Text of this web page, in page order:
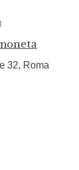
32, Roma